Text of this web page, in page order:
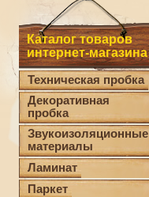
Каталог товаров
интернет-магазина
Техническая пробка
Декоративная
пробка
Звукоизоляционные
материалы
Ламинат
Паркет